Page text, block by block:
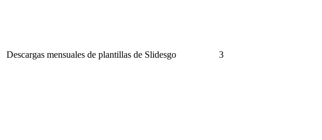
Descargas mensuales de plantillas de Slidesgo 3